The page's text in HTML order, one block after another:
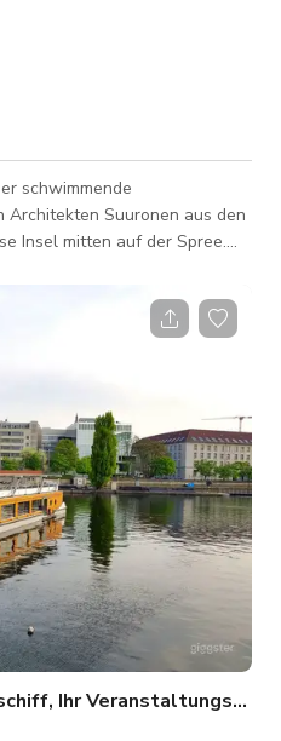
schwimmende
Architekten Suuronen aus den
Insel mitten auf der Spree.
Spaceage-Design ist
wurde von uns liebevoll
erkunden.
Das CO2-neutrale Solarschiff, Ihr Veranstaltungsort